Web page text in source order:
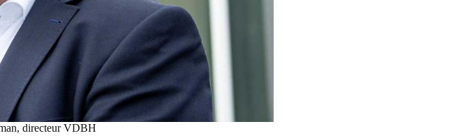
directeur VDBH